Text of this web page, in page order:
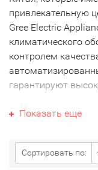
привлекательную
Gree Electric
климатического
контролем
гарантируют
По внутреннему
брендов. Системы
имеют
Показать еще
Сортировать по: